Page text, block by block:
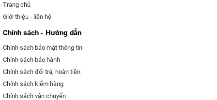
Trang chủ
Giới thiệu - liên hệ
Chính sách - Hướng dẫn
Chính sách bảo mật thông tin
Chính sách bảo hành
Chính sách đổi trả, hoàn tiền
Chính sách kiểm hàng
Chính sách vận chuyển